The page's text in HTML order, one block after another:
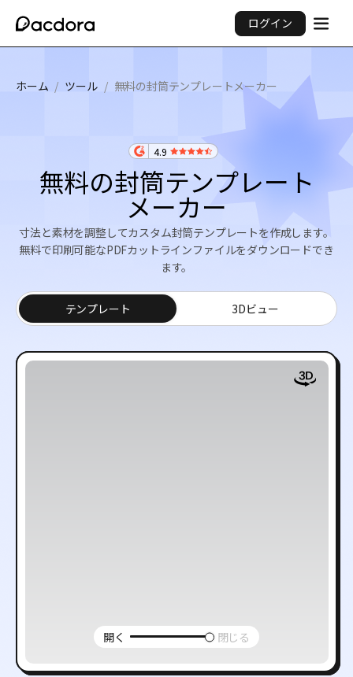
ログイン
ホーム / ツール / 無料の封筒テンプレートメーカー
4.9
無料の封筒テンプレート
メーカー
寸法と素材を調整してカスタム封筒テンプレートを作成します。
無料で印刷可能なPDFカットラインファイルをダウンロードでき
ます。
テンプレート 3Dビュー
開く 閉じる